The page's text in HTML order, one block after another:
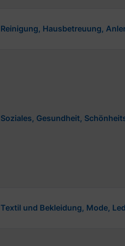
Reinigung, Hausbetreuung,
Soziales, Gesundheit,
Textil und Bekleidung, Mode,